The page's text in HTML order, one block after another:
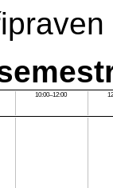
10:00–12:00